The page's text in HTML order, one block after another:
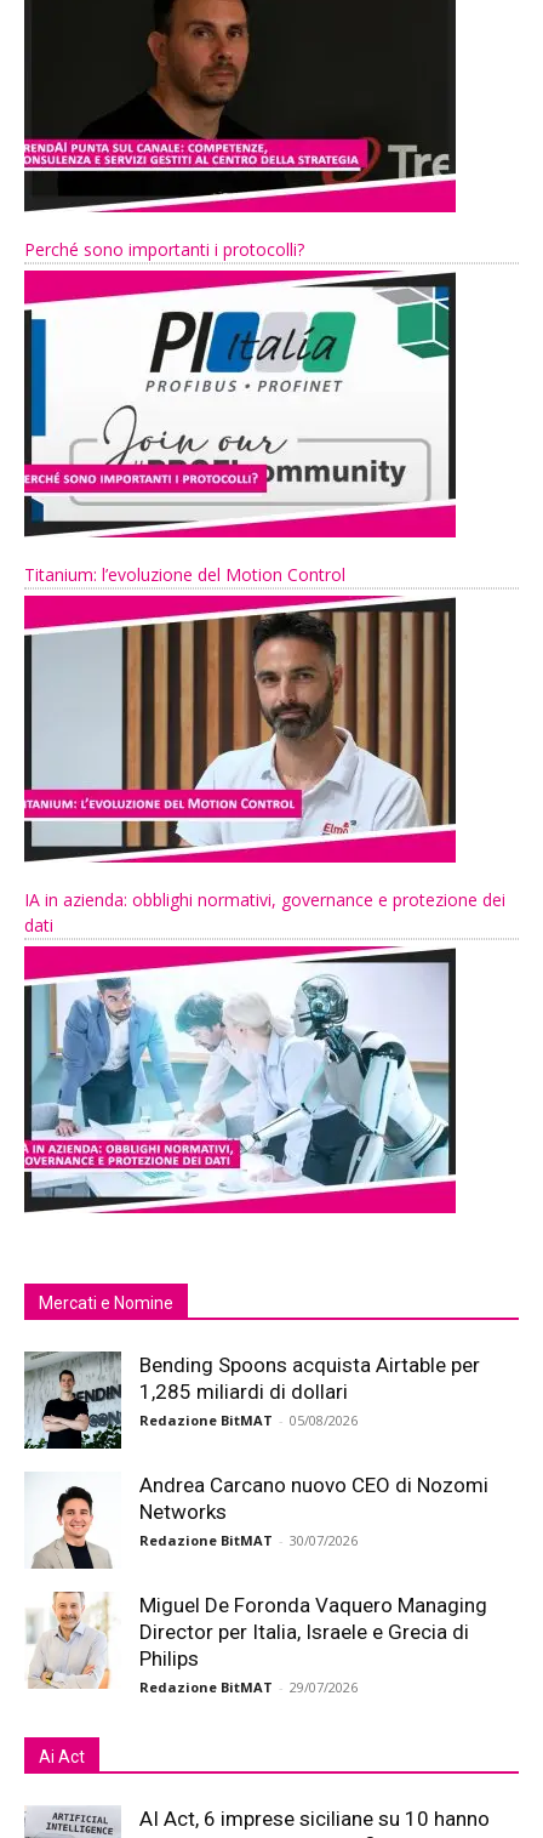
Perché sono importanti i protocolli?
Titanium: l’evoluzione del Motion Control
IA in azienda: obblighi normativi, governance e protezione dei
dati
Mercati e Nomine
Bending Spoons acquista Airtable per
1,285 miliardi di dollari
Redazione BitMAT - 05/08/2026
Andrea Carcano nuovo CEO di Nozomi
Networks
Redazione BitMAT - 30/07/2026
Miguel De Foronda Vaquero Managing
Director per Italia, Israele e Grecia di
Philips
Redazione BitMAT - 29/07/2026
Ai Act
AI Act, 6 imprese siciliane su 10 hanno